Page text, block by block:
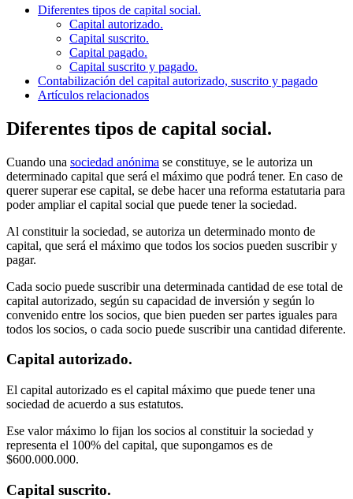
Diferentes tipos de capital social.
Capital autorizado.
Capital suscrito.
Capital pagado.
Capital suscrito y pagado.
Contabilización del capital autorizado, suscrito y pagado
Artículos relacionados
Diferentes tipos de capital social.
Cuando una sociedad anónima se constituye, se le autoriza un
determinado capital que será el máximo que podrá tener. En caso de
querer superar ese capital, se debe hacer una reforma estatutaria para
poder ampliar el capital social que puede tener la sociedad.
Al constituir la sociedad, se autoriza un determinado monto de
capital, que será el máximo que todos los socios pueden suscribir y
pagar.
Cada socio puede suscribir una determinada cantidad de ese total de
capital autorizado, según su capacidad de inversión y según lo
convenido entre los socios, que bien pueden ser partes iguales para
todos los socios, o cada socio puede suscribir una cantidad diferente.
Capital autorizado.
El capital autorizado es el capital máximo que puede tener una
sociedad de acuerdo a sus estatutos.
Ese valor máximo lo fijan los socios al constituir la sociedad y
representa el 100% del capital, que supongamos es de
$600.000.000.
Capital suscrito.